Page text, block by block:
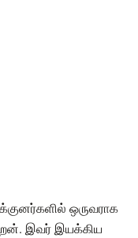
ஒருவராக
இவர் இயக்கிய